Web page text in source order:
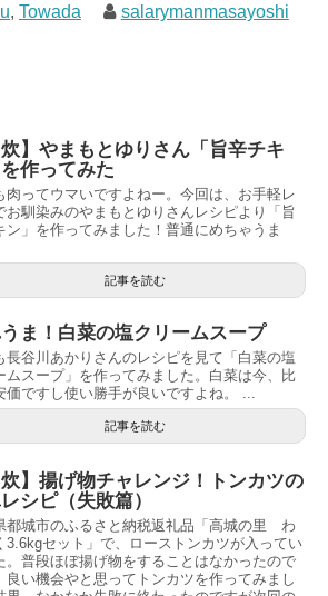
, Towada salarymanmasayoshi
炊】やまもとゆりさん「旨辛チキ
作ってみた
肉ってウマいですよねー。今回は、お手軽レ
お馴染みのやまもとゆりさんレシピより「旨
ン」を作ってみました！普通にめちゃうま
記事を読む
ま！白菜の塩クリームスープ
長谷川あかりさんのレシピを見て「白菜の塩
ムスープ」を作ってみました。白菜は今、比
価ですし使い勝手が良いですよね。 ...
記事を読む
炊】揚げ物チャレンジ！トンカツの
シピ（失敗篇）
都城市のふるさと納税返礼品「高城の里 わ
3.6kgセット」で、ローストンカツが入ってい
。普段ほぼ揚げ物をすることはなかったので
良い機会やと思ってトンカツを作ってみまし